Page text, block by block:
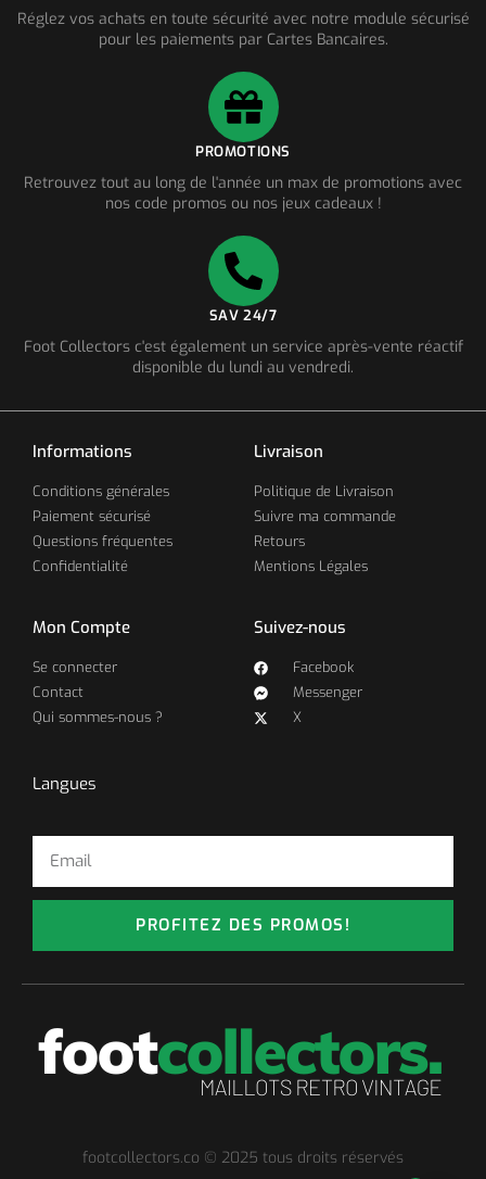
Réglez vos achats en toute sécurité avec notre module sécurisé
pour les paiements par Cartes Bancaires.
PROMOTIONS
Retrouvez tout au long de l'année un max de promotions avec
nos code promos ou nos jeux cadeaux !
SAV 24/7
Foot Collectors c'est également un service après-vente réactif
disponible du lundi au vendredi.
Informations
Conditions générales
Paiement sécurisé
Questions fréquentes
Confidentialité
Livraison
Politique de Livraison
Suivre ma commande
Retours
Mentions Légales
Mon Compte
Se connecter
Contact
Qui sommes-nous ?
Suivez-nous
Facebook
Messenger
X
Langues
PROFITEZ DES PROMOS!
footcollectors.co © 2025 tous droits réservés